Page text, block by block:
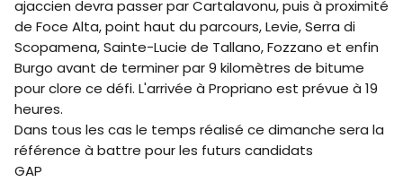
ajaccien devra passer par Cartalavonu, puis à proximité
de Foce Alta, point haut du parcours, Levie, Serra di
Scopamena, Sainte-Lucie de Tallano, Fozzano et enfin
Burgo avant de terminer par 9 kilomètres de bitume
pour clore ce défi. L'arrivée à Propriano est prévue à 19
heures.
Dans tous les cas le temps réalisé ce dimanche sera la
référence à battre pour les futurs candidats
GAP